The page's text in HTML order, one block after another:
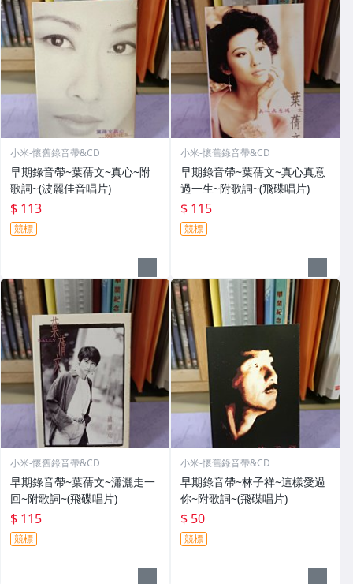
小米-懷舊錄音帶&CD
早期錄音帶~葉蒨文~真心~附
歌詞~(波麗佳音唱片)
$ 113
競標
小米-懷舊錄音帶&CD
早期錄音帶~葉蒨文~真心真意
過一生~附歌詞~(飛碟唱片)
$ 115
競標
小米-懷舊錄音帶&CD
早期錄音帶~葉蒨文~瀟灑走一
回~附歌詞~(飛碟唱片)
$ 115
競標
小米-懷舊錄音帶&CD
早期錄音帶~林子祥~這樣愛過
你~附歌詞~(飛碟唱片)
$ 50
競標